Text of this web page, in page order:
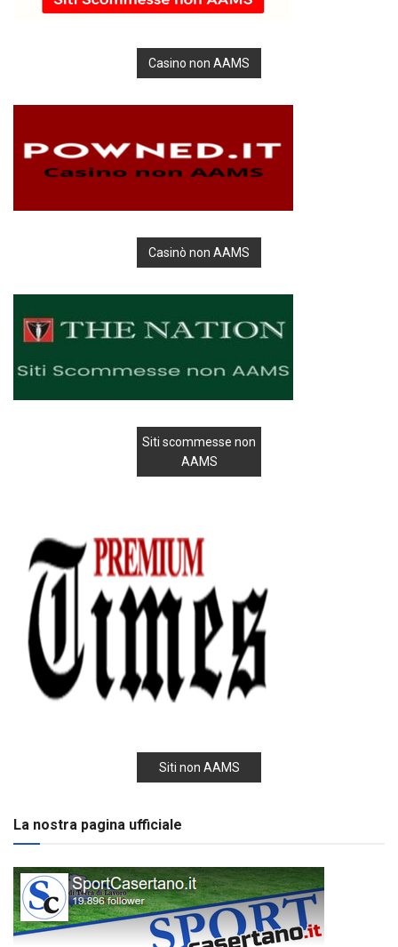
Casino non AAMS
Casinò non AAMS
Siti scommesse non
AAMS
Siti non AAMS
La nostra pagina ufficiale